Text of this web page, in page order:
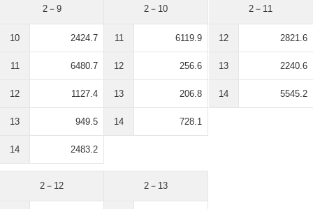
2－9
10 2424.7
11 6480.7
12 1127.4
13 949.5
14 2483.2
2－10
11 6119.9
12 256.6
13 206.8
14 728.1
2－11
12 2821.6
13 2240.6
14 5545.2
2－12 2－13